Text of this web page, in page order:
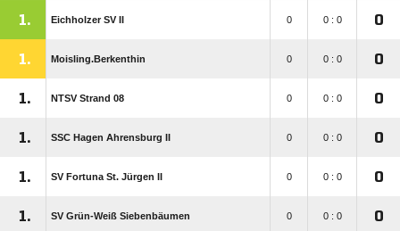
1. Eichholzer SV II 0 0 : 0 0
1. Moisling.Berkenthin 0 0 : 0 0
1. NTSV Strand 08 0 0 : 0 0
1. SSC Hagen Ahrensburg II 0 0 : 0 0
1. SV Fortuna St. Jürgen II 0 0 : 0 0
1. SV Grün-Weiß Siebenbäumen 0 0 : 0 0